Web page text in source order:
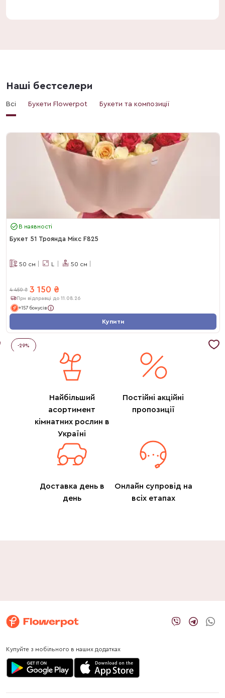
Наші бестселери
Всі Букети Flowerpot Букети та композиції
В наявності
Букет 51 Троянда Мікс F825
50 см L 50 см
4 450 ₴ 3 150 ₴
При відправці до 11.08.26
+157 бонусів
Купити
-29%
Найбільший
асортимент
кімнатних рослин в
Україні
Постійні акційні
пропозиції
Доставка день в
день
Онлайн супровід на
всіх етапах
Купуйте з мобільного в наших додатках